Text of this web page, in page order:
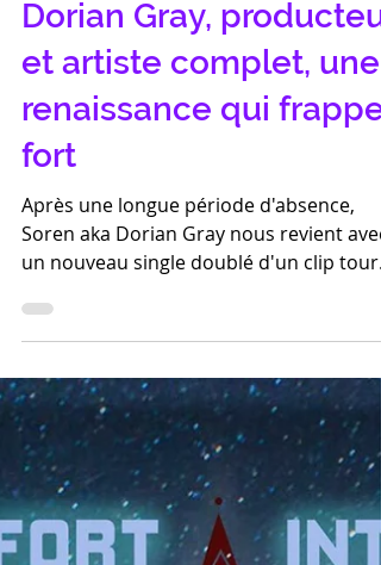
28 mai 2019 9 min de lecture
Dorian Gray, producteur
et artiste complet, une
renaissance qui frappe
fort
Après une longue période d'absence,
Soren aka Dorian Gray nous revient avec
à l'Opéra National de